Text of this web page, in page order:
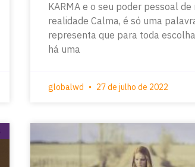
KARMA e o seu poder pessoal de
realidade Calma, é só uma
representa que para toda
há uma
globalwd 27 de julho de 2022